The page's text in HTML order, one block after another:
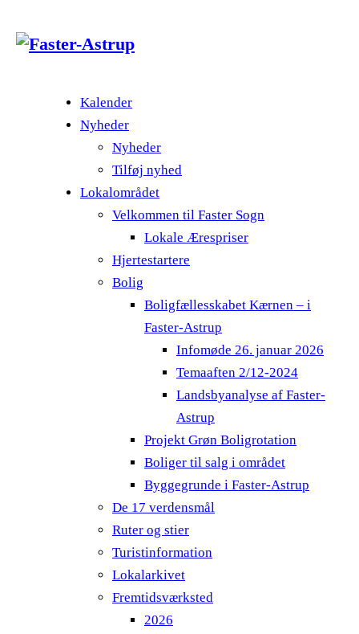
Kalender
Nyheder
Nyheder
Tilføj nyhed
Lokalområdet
Velkommen til Faster Sogn
Lokale Ærespriser
Hjertestartere
Bolig
Boligfællesskabet Kærnen – i
Faster-Astrup
Infomøde 26. januar 2026
Temaaften 2/12-2024
Landsbyanalyse af Faster-
Astrup
Projekt Grøn Boligrotation
Boliger til salg i området
Byggegrunde i Faster-Astrup
De 17 verdensmål
Ruter og stier
Turistinformation
Lokalarkivet
Fremtidsværksted
2026